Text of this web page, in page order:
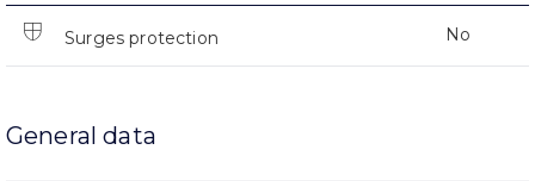
Surges protection No
General data